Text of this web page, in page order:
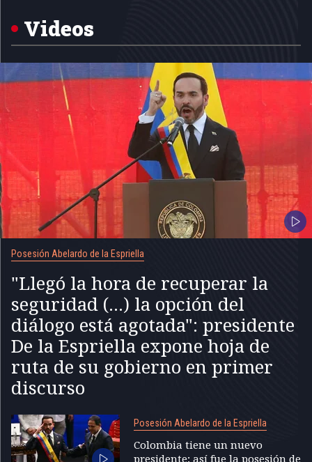
Videos
Posesión Abelardo de la Espriella
"Llegó la hora de recuperar la
seguridad (...) la opción del
diálogo está agotada": presidente
De la Espriella expone hoja de
ruta de su gobierno en primer
discurso
Posesión Abelardo de la Espriella
Colombia tiene un nuevo
presidente; así fue la posesión de